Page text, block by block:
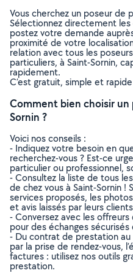
Vous cherchez un poseur de
Sélectionnez directement
postez votre demande
proximité de votre
relation avec tous les
particuliers, à Saint-Sornin,
rapidement.
C’est gratuit, simple et
Comment bien choisir un
Sornin ?
Voici nos conseils :
- Indiquez votre besoin en
recherchez-vous ? Est-ce
particulier ou professionnel,
- Consultez la liste de tous
de chez vous à Saint-Sornin !
services proposés, les
et avis laissés par leurs
- Conversez avec les offreurs
pour des échanges
- Du contrat de prestation
par la prise de rendez-vous,
factures : utilisez nos outils
prestation.